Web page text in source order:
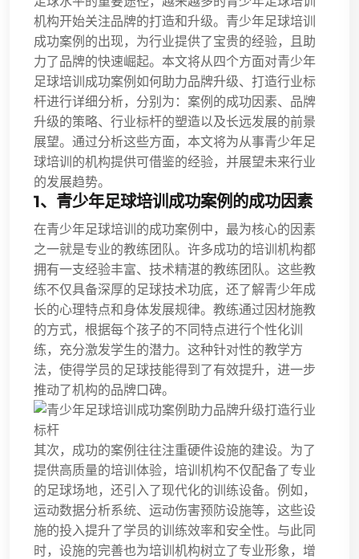
机构开始关注品牌的打造和升级。青少年足球培训
成功案例的出现，为行业提供了宝贵的经验，且助
力了品牌的快速崛起。本文将从四个方面对青少年
足球培训成功案例如何助力品牌升级、打造行业标
杆进行详细分析，分别为：案例的成功因素、品牌
升级的策略、行业标杆的塑造以及长远发展的前景
展望。通过分析这些方面，本文将为从事青少年足
球培训的机构提供可借鉴的经验，并展望未来行业
的发展趋势。
1、青少年足球培训成功案例的成功因素
在青少年足球培训的成功案例中，最为核心的因素
之一就是专业的教练团队。许多成功的培训机构都
拥有一支经验丰富、技术精湛的教练团队。这些教
练不仅具备深厚的足球技术功底，还了解青少年成
长的心理特点和身体发展规律。教练通过因材施教
的方式，根据每个孩子的不同特点进行个性化训
练，充分激发学生的潜力。这种针对性的教学方
法，使得学员的足球技能得到了有效提升，进一步
推动了机构的品牌口碑。
其次，成功的案例往往注重硬件设施的建设。为了
提供高质量的培训体验，培训机构不仅配备了专业
的足球场地，还引入了现代化的训练设备。例如，
运动数据分析系统、运动伤害预防设施等，这些设
施的投入提升了学员的训练效率和安全性。与此同
时，设施的完善也为培训机构树立了专业形象，增